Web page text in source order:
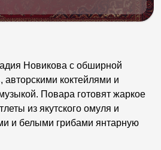
Новикова с обширной
авторскими коктейлями и
Повара готовят жаркое
из якутского омуля и
и белыми грибами янтарную